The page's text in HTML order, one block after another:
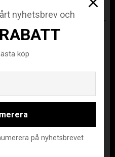
ÄVEN
nyhetsbrev och
köp
på nyhetsbrevet